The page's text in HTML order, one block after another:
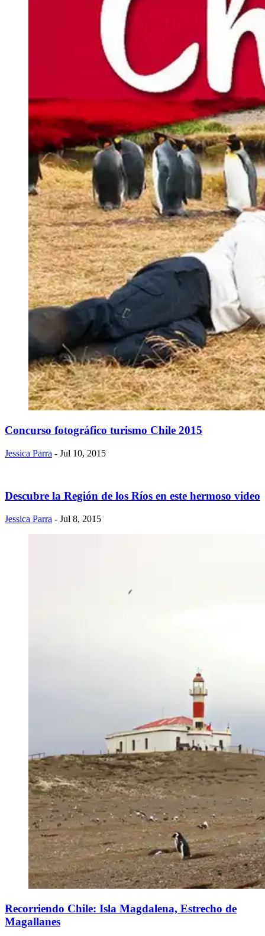
Concurso fotográfico turismo Chile 2015
Jessica Parra - Jul 10, 2015
Descubre la Región de los Ríos en este hermoso video
Jessica Parra - Jul 8, 2015
Recorriendo Chile: Isla Magdalena, Estrecho de
Magallanes